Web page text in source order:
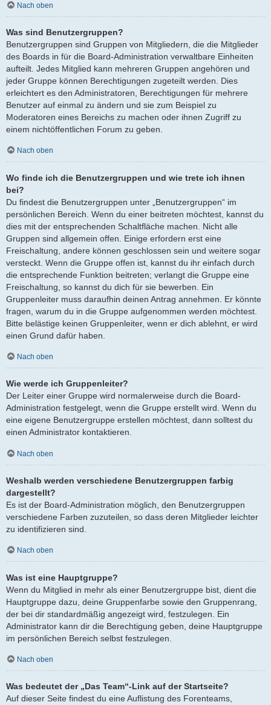
Nach oben
Was sind Benutzergruppen?
Benutzergruppen sind Gruppen von Mitgliedern, die die Mitglieder
des Boards in für die Board-Administration verwaltbare Einheiten
aufteilt. Jedes Mitglied kann mehreren Gruppen angehören und
jeder Gruppe können Berechtigungen zugeteilt werden. Dies
erleichtert es den Administratoren, Berechtigungen für mehrere
Benutzer auf einmal zu ändern und sie zum Beispiel zu
Moderatoren eines Bereichs zu machen oder ihnen Zugriff zu
einem nichtöffentlichen Forum zu geben.
Nach oben
Wo finde ich die Benutzergruppen und wie trete ich ihnen
bei?
Du findest die Benutzergruppen unter „Benutzergruppen“ im
persönlichen Bereich. Wenn du einer beitreten möchtest, kannst du
dies mit der entsprechenden Schaltfläche machen. Nicht alle
Gruppen sind allgemein offen. Einige erfordern erst eine
Freischaltung, andere können geschlossen sein und weitere sogar
versteckt. Wenn die Gruppe offen ist, kannst du ihr einfach durch
die entsprechende Funktion beitreten; verlangt die Gruppe eine
Freischaltung, so kannst du dich für sie bewerben. Ein
Gruppenleiter muss daraufhin deinen Antrag annehmen. Er könnte
fragen, warum du in die Gruppe aufgenommen werden möchtest.
Bitte belästige keinen Gruppenleiter, wenn er dich ablehnt, er wird
einen Grund dafür haben.
Nach oben
Wie werde ich Gruppenleiter?
Der Leiter einer Gruppe wird normalerweise durch die Board-
Administration festgelegt, wenn die Gruppe erstellt wird. Wenn du
eine eigene Benutzergruppe erstellen möchtest, dann solltest du
einen Administrator kontaktieren.
Nach oben
Weshalb werden verschiedene Benutzergruppen farbig
dargestellt?
Es ist der Board-Administration möglich, den Benutzergruppen
verschiedene Farben zuzuteilen, so dass deren Mitglieder leichter
zu identifizieren sind.
Nach oben
Was ist eine Hauptgruppe?
Wenn du Mitglied in mehr als einer Benutzergruppe bist, dient die
Hauptgruppe dazu, deine Gruppenfarbe sowie den Gruppenrang,
der bei dir standardmäßig angezeigt wird, festzulegen. Ein
Administrator kann dir die Berechtigung geben, deine Hauptgruppe
im persönlichen Bereich selbst festzulegen.
Nach oben
Was bedeutet der „Das Team“-Link auf der Startseite?
Auf dieser Seite findest du eine Auflistung des Forenteams,